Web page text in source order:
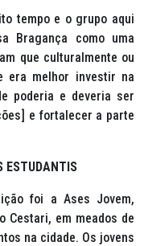
tempo e o grupo aqui
Bragança como uma
que culturalmente ou
era melhor investir na
poderia e deveria ser
e fortalecer a parte
ESTUDANTIS
foi a Ases Jovem,
Cestari, em meados de
na cidade. Os jovens